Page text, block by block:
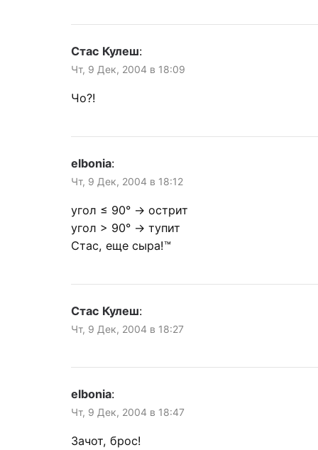
Стас Кулеш:
Чт, 9 Дек, 2004 в 18:09
Чо?!
elbonia:
Чт, 9 Дек, 2004 в 18:12
угол ≤ 90° → острит
угол > 90° → тупит
Стас, еще сыра!™
Стас Кулеш:
Чт, 9 Дек, 2004 в 18:27
elbonia:
Чт, 9 Дек, 2004 в 18:47
Зачот, брос!